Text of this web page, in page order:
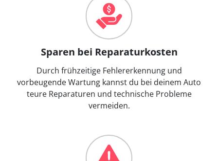
Sparen bei Reparaturkosten
Durch frühzeitige Fehlererkennung und
vorbeugende Wartung kannst du bei deinem Auto
teure Reparaturen und technische Probleme
vermeiden.